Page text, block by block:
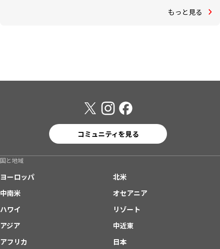
もっと見る
コミュニティを見る
国と地域
ヨーロッパ
北米
中南米
オセアニア
ハワイ
リゾート
アジア
中近東
アフリカ
日本